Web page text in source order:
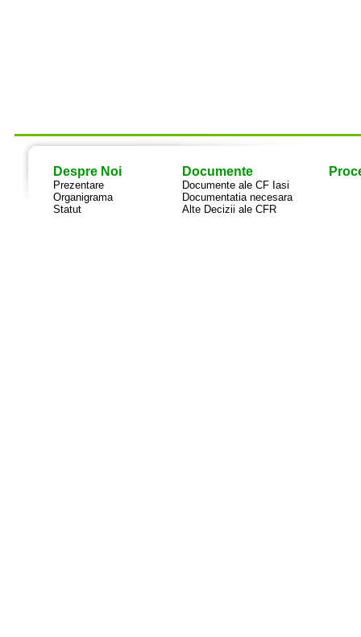
Despre Noi
Prezentare
Organigrama
Statut
Documente
Documente ale CF Iasi
Documentatia necesara
Alte Decizii ale CFR